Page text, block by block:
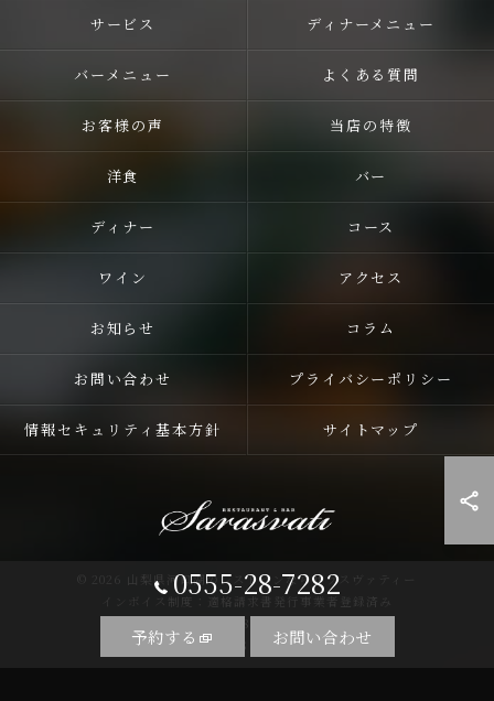
0555-28-7282
予約する お問い合わせ
サービス ディナーメニュー
バーメニュー よくある質問
お客様の声 当店の特徴
洋食 バー
ディナー コース
ワイン アクセス
お知らせ コラム
お問い合わせ プライバシーポリシー
情報セキュリティ基本方針 サイトマップ
© 2026 山梨県河口湖のレストランならサラスヴァティー
インボイス制度：適格請求書発行事業者登録済み
ALL RIGHTS RESERVED.